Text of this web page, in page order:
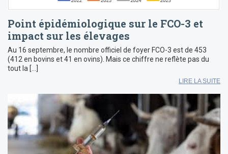
Point épidémiologique sur le FCO-3 et
impact sur les élevages
Au 16 septembre, le nombre officiel de foyer FCO-3 est de 453
(412 en bovins et 41 en ovins). Mais ce chiffre ne reflète pas du
tout la […]
LIRE LA SUITE